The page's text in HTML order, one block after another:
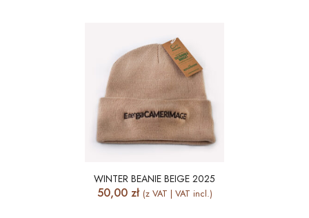
WINTER BEANIE BEIGE 2025
50,00 zł (z VAT | VAT incl.)